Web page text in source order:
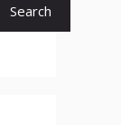
Search